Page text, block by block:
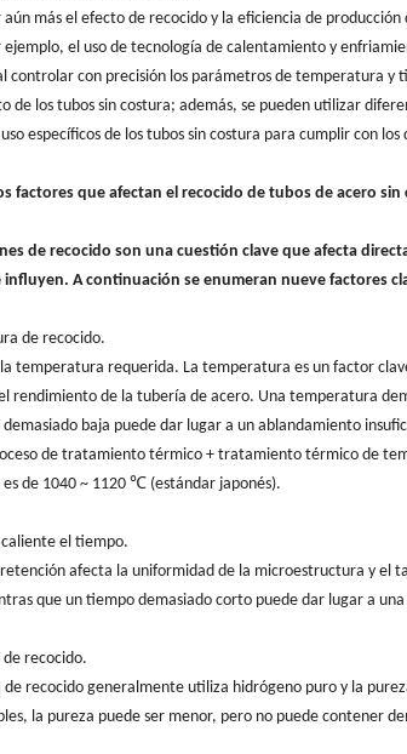
más el efecto de recocido y la eficiencia de
ejemplo, el uso de tecnología de calentamiento y
controlar con precisión los parámetros de temperatura
de los tubos sin costura; además, se pueden utilizar
específicos de los tubos sin costura para cumplir con
factores que afectan el recocido de tubos de acero sin
de recocido son una cuestión clave que afecta
influyen. A continuación se enumeran nueve factores
de recocido.
la temperatura requerida. La temperatura es un factor
rendimiento de la tubería de acero. Una temperatura
baja puede dar lugar a un ablandamiento
de tratamiento térmico + tratamiento térmico de
de 1040 ~ 1120 ℃ (estándar japonés).
el tiempo.
afecta la uniformidad de la microestructura y el
que un tiempo demasiado corto puede dar lugar a
recocido.
de recocido generalmente utiliza hidrógeno puro y la
la pureza puede ser menor, pero no puede contener